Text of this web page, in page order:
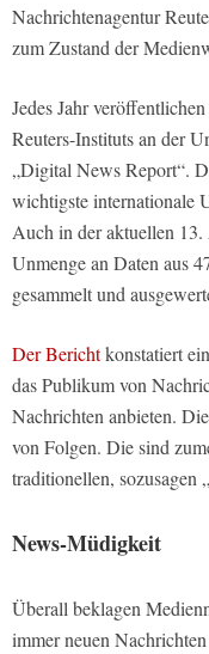
Nachrichtenagentur
zum Zustand der
Jedes Jahr
Reuters-Instituts an der
„Digital News Report“.
wichtigste internationale
Auch in der aktuellen 13.
Unmenge an Daten aus
gesammelt und
Der Berichtkonstatiert
das Publikum von
Nachrichten anbieten.
von Folgen. Die sind
traditionellen, sozusagen
News-Müdigkeit
Überall beklagen
immer neuen